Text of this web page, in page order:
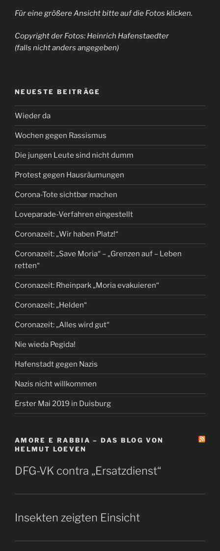
Für eine größere Ansicht bitte auf die Fotos klicken.
Copyright der Fotos: Heinrich Hafenstaedter
(falls nicht anders angegeben)
NEUESTE BEITRÄGE
Wieder da
Wochen gegen Rassismus
Die jungen Leute sind nicht dumm
Protest gegen Hausräumungen
Corona-Tote sichtbar machen
Loveparade-Verfahren eingestellt
Coronazeit: „Wir haben Platz!“
Coronazeit: „Save Moria“ – „Grenzen auf – Leben
retten“
Coronazeit: Rheinpark „Moria evakuieren“
Coronazeit: „Helden“
Coronazeit: „Alles wird gut“
Nie wieda Pegida!
Hafenstadt gegen Nazis
Nazis nicht willkommen
Erster Mai 2019 in Duisburg
AMORE E RABBIA – DAS BLOG VON
HELMUT LOEVEN
DFG-VK contra „Ersatzdienst“
Insekten zeigten Einsicht